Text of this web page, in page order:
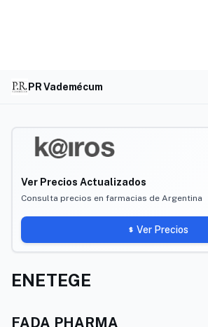
PR Vademécum
Ver Precios Actualizados
Consulta precios en farmacias de Argentina
Ver Precios
ENETEGE
FADA PHARMA